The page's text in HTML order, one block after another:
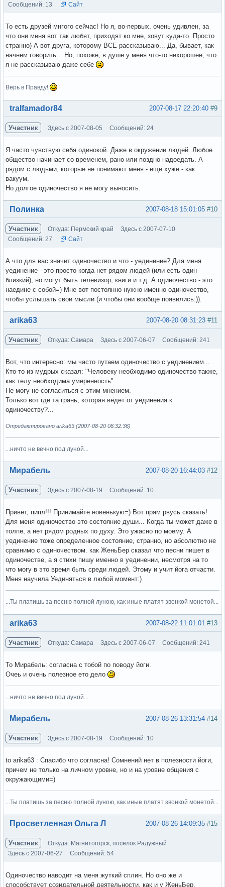
Сообщений: 13
Сайт
То есть друзей мнгого сейчас! Но я, во-первых, очень удивлен, за
что они меня вот так любят, приходят ко мне, зовут куда-то. Просто
странно) А вот друга, которому ВСЕ рассказываю... Да, бывает, как
начнем говорить... Но, похоже, в душе у меня что-то нехорошее, что
я не рассказываю даже себе
Верь в Правду!
Вне форума #9
2007-08-17 22:20:40
tralfamador84
Участник Здесь с 2007-08-05 Сообщений: 24
Я часто чувствую себя одинокой. Даже в окружении людей. Любое
общество начинает со временем, рано или поздно надоедать. А
рядом с людьми, которые не понимают меня - еще хуже - как
вакуум.
Но долгое одиночество я не могу выносить.
Вне форума #10
2007-08-18 15:01:05
Полинка
Участник Откуда: Пермский край
Здесь с 2007-07-10
Сообщений: 27
Сайт
А что для вас значит одиночество и что - уединение? Для меня
уединение - это просто когда нет рядом людей (или есть один
близкий), но могут быть телевизор, книги и т.д. А одиночество - это
наедине с собой=) Мне вот постоянно нужно именно одиночество,
чтобы услышать свои мысли (и чтобы они вообще появились:)).
Вне форума #11
2007-08-20 08:31:23
arika63
Участник Откуда: Самара Здесь с 2007-06-07 Сообщений: 241
Вот, что интересно: мы часто путаем одиночество с уединением...
Кто-то из мудрых сказал: "Человеку необходимо одиночество также,
как телу необходима умеренность".
Не могу не согласиться с этим мнением.
Только вот где та грань, которая ведет от уединения к
одиночеству?...
Отредактировано arika63 (2007-08-20 08:32:36)
...ничто не вечно под луной...
Вне форума #12
2007-08-20 16:44:03
Мирабель
Участник Здесь с 2007-08-19 Сообщений: 10
Привет, пипл!!! Принимайте новенькую=) Вот прям рвусь сказать!
Для меня одиночество это состояние души... Когда ты может даже в
толпе, а нет рядом родных по духу. Это ужасно по моему. А
уединение тоже определенное состояние, странно, но абсолютно не
сравнимо с одиночеством. как ЖеньБер сказал что песни пишет в
одиночестве, а я стихи пишу именно в уединении, несмотря на то
что могу в это время быть среди людей. Этому и учит йога отчасти.
Меня научила Уединяться в любой момент:)
...Ты платишь за песню полной луною, как иные платят звонкой монетой...
Вне форума #13
2007-08-22 11:01:01
arika63
Участник Откуда: Самара Здесь с 2007-06-07 Сообщений: 241
То Мирабель: согласна с тобой по поводу йоги.
Очеь и очень полезное ето дело
...ничто не вечно под луной...
Вне форума #14
2007-08-26 13:31:54
Мирабель
Участник Здесь с 2007-08-19 Сообщений: 10
to arika63 : Спасибо что согласна! Сомнений нет в полезности йоги,
причем не только на личном уровне, но и на уровне общения с
окружающими=)
...Ты платишь за песню полной луною, как иные платят звонкой монетой...
Вне форума #15
2007-08-26 14:09:35
Просветленная Ольга Лэнс
Участник
Откуда: Магнитогорск, поселок Радужный
Здесь с 2007-06-27
Сообщений: 54
Одиночество наводит на меня жуткий сплин. Но оно же и
способствует созидательной деятельности, как и у ЖеньБер.